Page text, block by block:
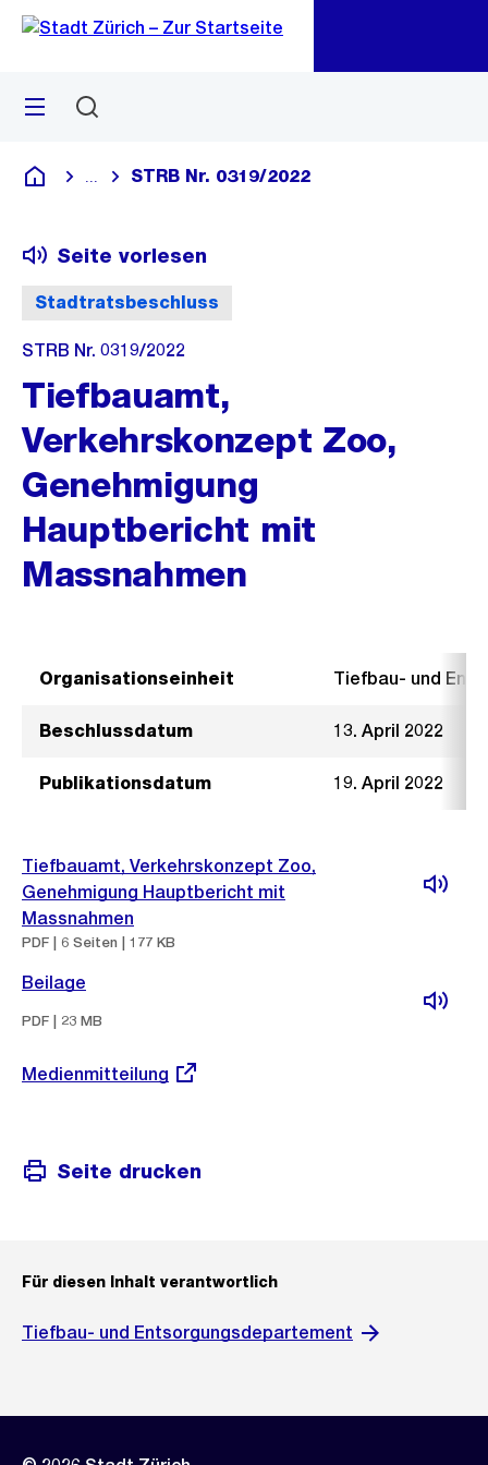
Navigation
Sprunglink
Menü
Deutsch
Blende alle Breadcrumbs ein
STRB Nr. 0319/2022
Stadtratsbeschluss
Seite vorlesen
STRB Nr. 0319/2022
Tiefbauamt,
Verkehrskonzept Zoo,
Genehmigung
Hauptbericht mit
Massnahmen
Organisationseinheit Tiefbau- und
Beschlussdatum 13. April 2022
Publikationsdatum 19. April 2022
Tiefbauamt, Verkehrskonzept Zoo,
Genehmigung Hauptbericht mit
Massnahmen
PDF | 6 Seiten | 177 KB
Beilage
PDF | 23 MB
Externer
Medienmitteilung
Seite drucken
Für diesen Inhalt verantwortlich
Tiefbau- und Entsorgungsdepartement